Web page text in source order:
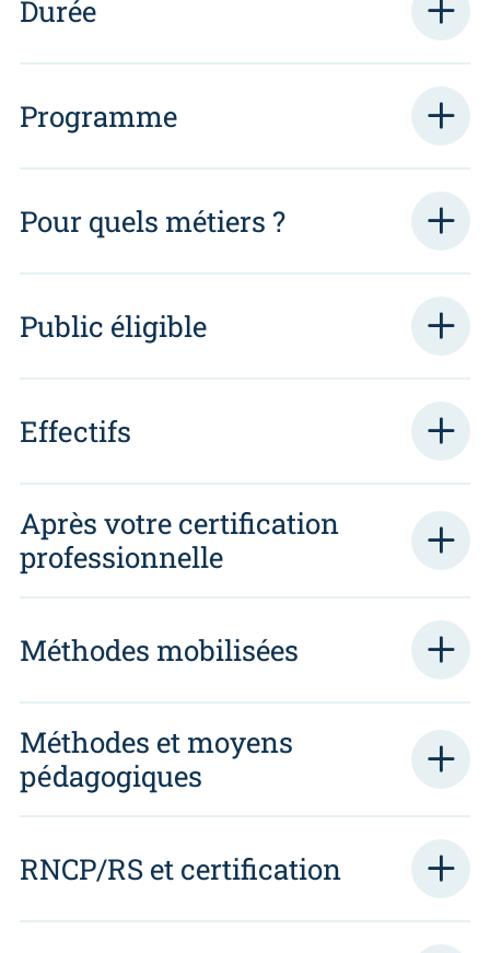
Durée
Programme
Pour quels métiers ?
Public éligible
Effectifs
Après votre certification
professionnelle
Méthodes mobilisées
Méthodes et moyens
pédagogiques
RNCP/RS et certification